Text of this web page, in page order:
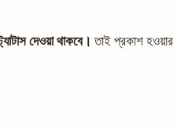
দেওয়া থাকবে। তাই প্রকাশ হওয়ার